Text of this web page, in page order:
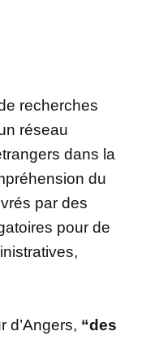
recherches
réseau
dans la
du
par des
pour de
d’Angers, “des